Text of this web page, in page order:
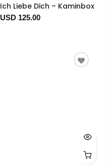
Ich Liebe Dich – Kaminbox
USD 125.00